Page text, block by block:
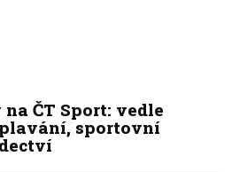
ČT Sport: vedle
sportovní